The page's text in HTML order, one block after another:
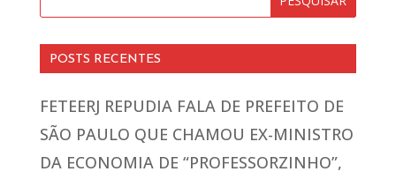
POSTS RECENTES
FETEERJ REPUDIA FALA DE PREFEITO DE
SÃO PAULO QUE CHAMOU EX-MINISTRO
DA ECONOMIA DE “PROFESSORZINHO”,